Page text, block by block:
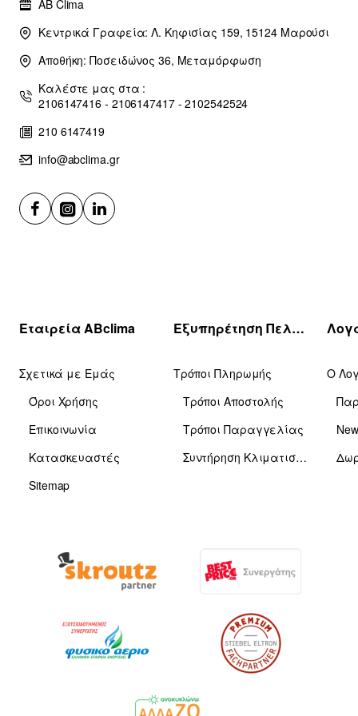
AB Clima
Κεντρικά Γραφεία: Λ. Κηφισίας 159, 15124 Μαρούσι
Αποθήκη: Ποσειδώνος 36, Μεταμόρφωση
Καλέστε μας στα :
2106147416 - 2106147417 - 2102542524
210 6147419
info@abclima.gr
Εταιρεία ABclima
Σχετικά με Εμάς
Όροι Χρήσης
Επικοινωνία
Κατασκευαστές
Sitemap
Εξυπηρέτηση Πελατών
Τρόποι Πληρωμής
Τρόποι Αποστολής
Τρόποι Παραγγελίας
Συντήρηση Κλιματιστικών
Ο